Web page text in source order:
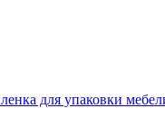
для упаковки